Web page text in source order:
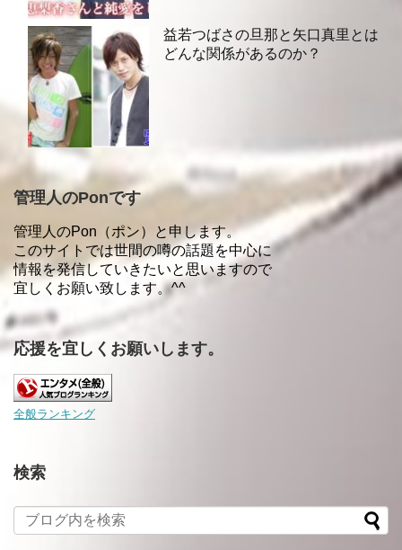
益若つばさの旦那と矢口真里とは
どんな関係があるのか？
管理人のPonです
管理人のPon（ポン）と申します。
このサイトでは世間の噂の話題を中心に
情報を発信していきたいと思いますので
宜しくお願い致します。^^
応援を宜しくお願いします。
全般ランキング
検索